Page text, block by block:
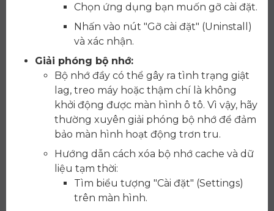
Chọn ứng dụng bạn muốn gỡ cài đặt.
Nhấn vào nút "Gỡ cài đặt" (Uninstall)
và xác nhận.
Giải phóng bộ nhớ:
Bộ nhớ đầy có thể gây ra tình trạng giật
lag, treo máy hoặc thậm chí là không
khởi động được màn hình ô tô. Vì vậy, hãy
thường xuyên giải phóng bộ nhớ để đảm
bảo màn hình hoạt động trơn tru.
Hướng dẫn cách xóa bộ nhớ cache và dữ
liệu tạm thời:
Tìm biểu tượng "Cài đặt" (Settings)
trên màn hình.